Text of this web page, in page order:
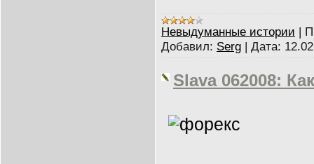
Невыдуманные истории |
Добавил: Serg | Дата:
Slava 062008: